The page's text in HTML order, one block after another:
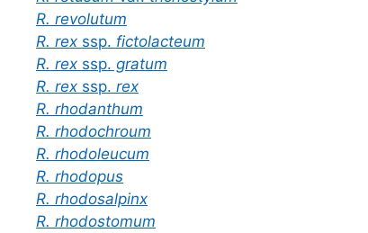
R. revolutum
R. rex ssp. fictolacteum
R. rex ssp. gratum
R. rex ssp. rex
R. rhodanthum
R. rhodochroum
R. rhodoleucum
R. rhodopus
R. rhodosalpinx
R. rhodostomum